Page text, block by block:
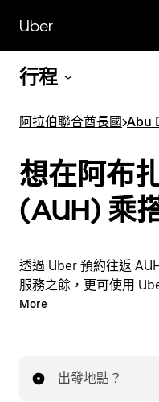
Uber
行程
阿拉伯聯合酋長國>Abu
想在阿布
(AUH) 乘
透過 Uber 預約往返
服務之餘，更可使用
要乘車？隨時透過 App
More
出發地點？